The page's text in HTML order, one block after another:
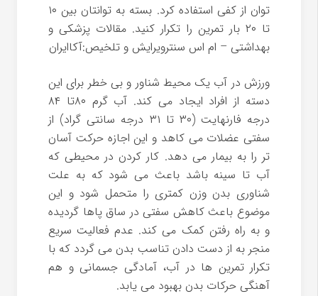
توان از کفی استفاده کرد. بسته به توانتان بین ۱۰
تا ۲۰ بار تمرین را تکرار کنید. مقالات پزشکی و
بهداشتی – ام اس سنترویرایش و تلخیص:آکاایران
ورزش در آب یک محیط شناور و بی خطر برای این
دسته از افراد ایجاد می کند. آب گرم ۸۰تا ۸۴
درجه فارنهایت (۳۰ تا ۳۱ درجه سانتی گراد) از
سفتی عضلات می کاهد و این اجازه حرکت آسان
تر را به بیمار می دهد. کار کردن در محیطی که
آب تا سینه باشد باعث می شود که به علت
شناوری بدن وزن کمتری را متحمل شود و این
موضوع باعث کاهش سفتی در ساق پاها گردیده
و به راه رفتن کمک می کند. عدم فعالیت سریع
منجر به از دست دادن تناسب بدن می گردد که با
تکرار تمرین ها در آب، آمادگی جسمانی و هم
آهنگی حرکات بدن بهبود می یابد.